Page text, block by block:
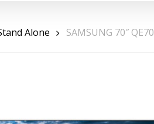
Alone SAMSUNG 70″